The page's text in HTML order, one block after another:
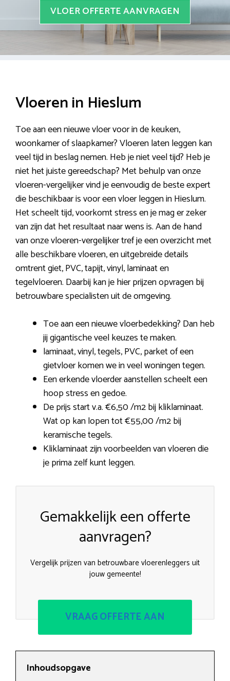
VLOER OFFERTE AANVRAGEN
Vloeren in Hieslum
Toe aan een nieuwe vloer voor in de keuken,
woonkamer of slaapkamer? Vloeren laten leggen kan
veel tijd in beslag nemen. Heb je niet veel tijd? Heb je
niet het juiste gereedschap? Met behulp van onze
vloeren-vergelijker vind je eenvoudig de beste expert
die beschikbaar is voor een vloer leggen in Hieslum.
Het scheelt tijd, voorkomt stress en je mag er zeker
van zijn dat het resultaat naar wens is. Aan de hand
van onze vloeren-vergelijker tref je een overzicht met
alle beschikbare vloeren, en uitgebreide details
omtrent giet, PVC, tapijt, vinyl, laminaat en
tegelvloeren. Daarbij kan je hier prijzen opvragen bij
betrouwbare specialisten uit de omgeving.
Toe aan een nieuwe vloerbedekking? Dan heb
jij gigantische veel keuzes te maken.
laminaat, vinyl, tegels, PVC, parket of een
gietvloer komen we in veel woningen tegen.
Een erkende vloerder aanstellen scheelt een
hoop stress en gedoe.
De prijs start v.a. €6,50 /m2 bij kliklaminaat.
Wat op kan lopen tot €55,00 /m2 bij
keramische tegels.
Kliklaminaat zijn voorbeelden van vloeren die
je prima zelf kunt leggen.
Gemakkelijk een offerte
aanvragen?
Vergelijk prijzen van betrouwbare vloerenleggers uit
jouw gemeente!
VRAAG OFFERTE AAN
Inhoudsopgave